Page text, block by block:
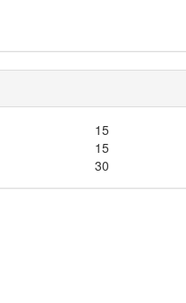
15
15
30